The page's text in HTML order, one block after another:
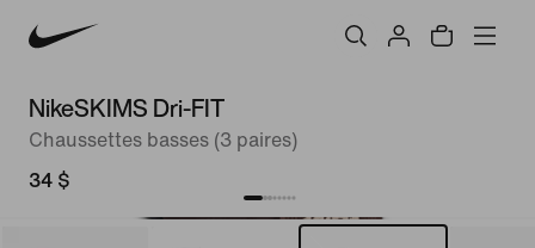
NikeSKIMS Dri-FIT
Chaussettes basses (3 paires)
34 $